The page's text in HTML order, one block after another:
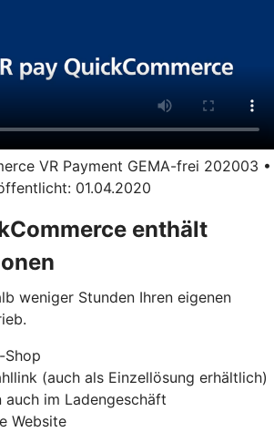
VR Payment GEMA-frei 202003 •
01.04.2020
enthält
weniger Stunden Ihren eigenen
Shop
(auch als Einzellösung erhältlich)
auch im Ladengeschäft
Website